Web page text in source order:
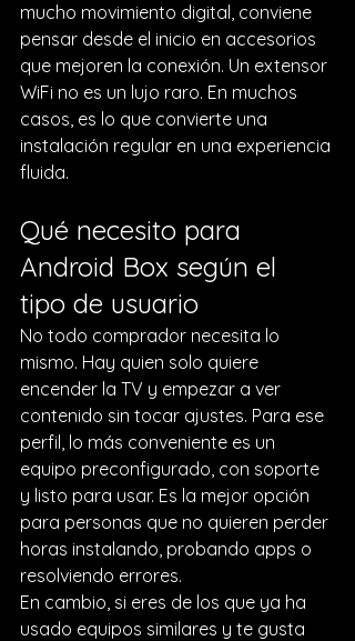
mucho movimiento digital, conviene
pensar desde el inicio en accesorios
que mejoren la conexión. Un extensor
WiFi no es un lujo raro. En muchos
casos, es lo que convierte una
instalación regular en una experiencia
fluida.
Qué necesito para
Android Box según el
tipo de usuario
No todo comprador necesita lo
mismo. Hay quien solo quiere
encender la TV y empezar a ver
contenido sin tocar ajustes. Para ese
perfil, lo más conveniente es un
equipo preconfigurado, con soporte
y listo para usar. Es la mejor opción
para personas que no quieren perder
horas instalando, probando apps o
resolviendo errores.
En cambio, si eres de los que ya ha
usado equipos similares y te gusta